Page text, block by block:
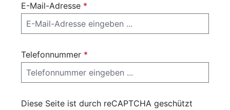
E-Mail-Adresse *
Telefonnummer *
Diese Seite ist durch reCAPTCHA geschützt